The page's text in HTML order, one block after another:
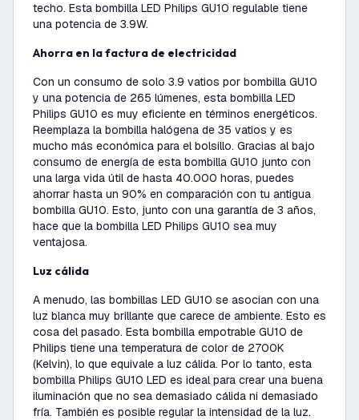
techo. Esta bombilla LED Philips GU10 regulable tiene
una potencia de 3.9W.
Ahorra en la factura de electricidad
Con un consumo de solo 3.9 vatios por bombilla GU10
y una potencia de 265 lúmenes, esta bombilla LED
Philips GU10 es muy eficiente en términos energéticos.
Reemplaza la bombilla halógena de 35 vatios y es
mucho más económica para el bolsillo. Gracias al bajo
consumo de energía de esta bombilla GU10 junto con
una larga vida útil de hasta 40.000 horas, puedes
ahorrar hasta un 90% en comparación con tu antigua
bombilla GU10. Esto, junto con una garantía de 3 años,
hace que la bombilla LED Philips GU10 sea muy
ventajosa.
Luz cálida
A menudo, las bombillas LED GU10 se asocian con una
luz blanca muy brillante que carece de ambiente. Esto es
cosa del pasado. Esta bombilla empotrable GU10 de
Philips tiene una temperatura de color de 2700K
(Kelvin), lo que equivale a luz cálida. Por lo tanto, esta
bombilla Philips GU10 LED es ideal para crear una buena
iluminación que no sea demasiado cálida ni demasiado
fría. También es posible regular la intensidad de la luz.